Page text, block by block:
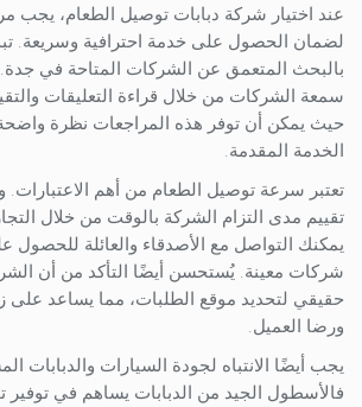
عند اختيار شركة دبابات توصيل الطعام، يجب
لضمان الحصول على خدمة احترافية وسريعة. تبدأ
بالبحث المتعمق عن الشركات المتاحة في
سمعة الشركات من خلال قراءة التعليقات
حيث يمكن أن توفر هذه المراجعات نظرة
الخدمة المقدمة.
تعتبر سرعة توصيل الطعام من أهم
تقييم مدى التزام الشركة بالوقت من خلال
يمكنك التواصل مع الأصدقاء والعائلة للحصول
شركات معينة. يُستحسن أيضًا التأكد من أن
حقيقي لتحديد موقع الطلبات، مما يساعد على
ورضا العميل.
يجب أيضًا الانتباه لجودة السيارات والدبابات
فالأسطول الجيد من الدبابات يساهم في